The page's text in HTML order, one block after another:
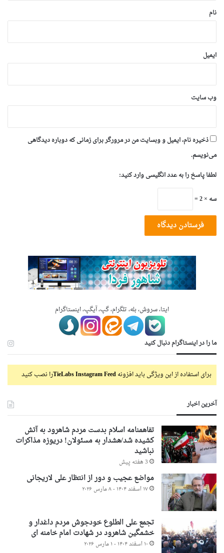
نام
ایمیل
وب‌ سایت
ذخیره نام، ایمیل و وبسایت من در مرورگر برای زمانی که دوباره دیدگاهی
می‌نویسم.
لطفا پاسخ را به عدد انگلیسی وارد کنید:
سه × 2 =
ایتا، سروش، بله، تلگرام، گپ، آیگپ، اینستاگرام
ما را در اینستاگرام دنبال کنید
برای استفاده از این ویژگی باید افزونهTieLabs Instagram Feedرا نصب کنید
آخرین اخبار
تفاهمنامه اسلام بدست مردم شاهرود به آتش
کشیده شد/هشدار به مسئولان! دریوزه مذاکرات
نباشید
3 هفته پیش
مواضع عجیب و دور از انتظار علی لاریجانی
۱۷ اسفند ۱۴۰۴ - ۸ مارس ۲۰۲۶
تجمع علی الطلوع خودجوش مردم داغدار و
خشمگین شاهرود در شهادت امام خامنه ای
۱۰ اسفند ۱۴۰۴ - ۱ مارس ۲۰۲۶